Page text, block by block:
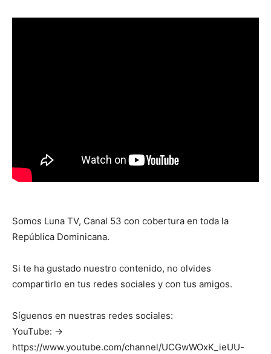
Somos Luna TV, Canal 53 con cobertura en toda la
República Dominicana.
Si te ha gustado nuestro contenido, no olvides
compartirlo en tus redes sociales y con tus amigos.
Síguenos en nuestras redes sociales:
YouTube: →
https://www.youtube.com/channel/UCGwWOxK_ieUU-